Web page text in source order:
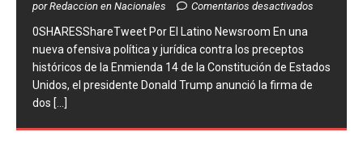
por Redaccion en Nacionales
0SHARESShareTweet ​Por El Latino Newsroom ​En una
nueva ofensiva política y jurídica contra los preceptos
históricos de la Enmienda 14 de la Constitución de Estados
Unidos, el presidente Donald Trump anunció la firma de
[...]